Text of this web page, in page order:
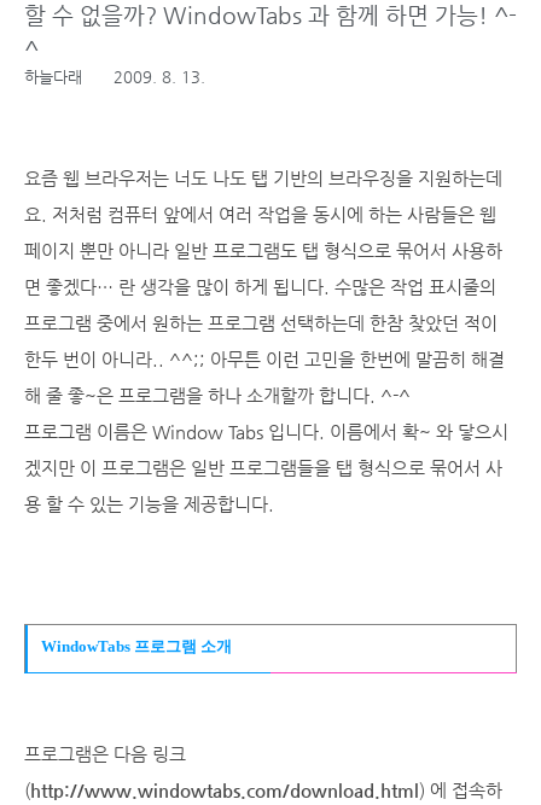
할 수 없을까? WindowTabs 과 함께 하면 가능! ^-
^
하늘다래 2009. 8. 13.
요즘 웹 브라우저는 너도 나도 탭 기반의 브라우징을 지원하는데
요. 저처럼 컴퓨터 앞에서 여러 작업을 동시에 하는 사람들은 웹
페이지 뿐만 아니라 일반 프로그램도 탭 형식으로 묶어서 사용하
면 좋겠다… 란 생각을 많이 하게 됩니다. 수많은 작업 표시줄의
프로그램 중에서 원하는 프로그램 선택하는데 한참 찾았던 적이
한두 번이 아니라.. ^^;; 아무튼 이런 고민을 한번에 말끔히 해결
해 줄 좋~은 프로그램을 하나 소개할까 합니다. ^-^
프로그램 이름은 Window Tabs 입니다. 이름에서 확~ 와 닿으시
겠지만 이 프로그램은 일반 프로그램들을 탭 형식으로 묶어서 사
용 할 수 있는 기능을 제공합니다.
WindowTabs 프로그램 소개
프로그램은 다음 링크
(http://www.windowtabs.com/download.html) 에 접속하